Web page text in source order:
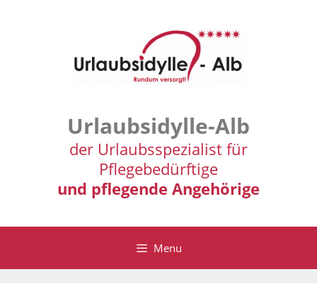
Urlaubsidylle-Alb
der Urlaubsspezialist für
Pflegebedürftige
und pflegende Angehörige
Menu